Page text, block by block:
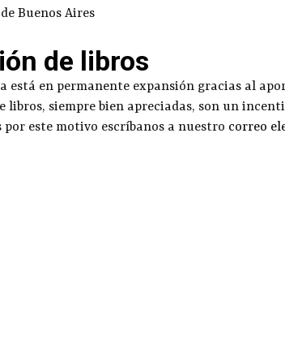
Buenos Aires
de libros
está en permanente expansión gracias al
libros, siempre bien apreciadas, son un
este motivo escríbanos a nuestro correo